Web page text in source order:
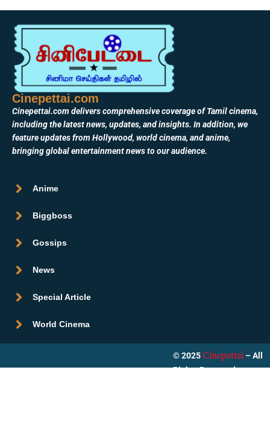
Cinepettai.com
Cinepettai.com delivers comprehensive coverage of Tamil cinema,
including the latest news, updates, and insights. In addition, we
feature updates from Hollywood, world cinema, and anime,
bringing global entertainment news to our audience.
Anime
Biggboss
Gossips
News
Special Article
World Cinema
© 2025 Cinepettai – All
Rights Reserved